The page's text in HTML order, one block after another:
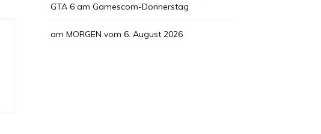
GTA 6 am Gamescom-Donnerstag
am MORGEN vom 6. August 2026